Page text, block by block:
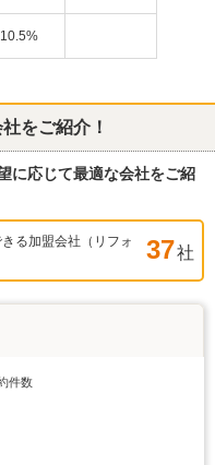
10.5%
をご紹介！
に応じて最適な会社をご紹
る加盟会社（リフォ
37社
件数